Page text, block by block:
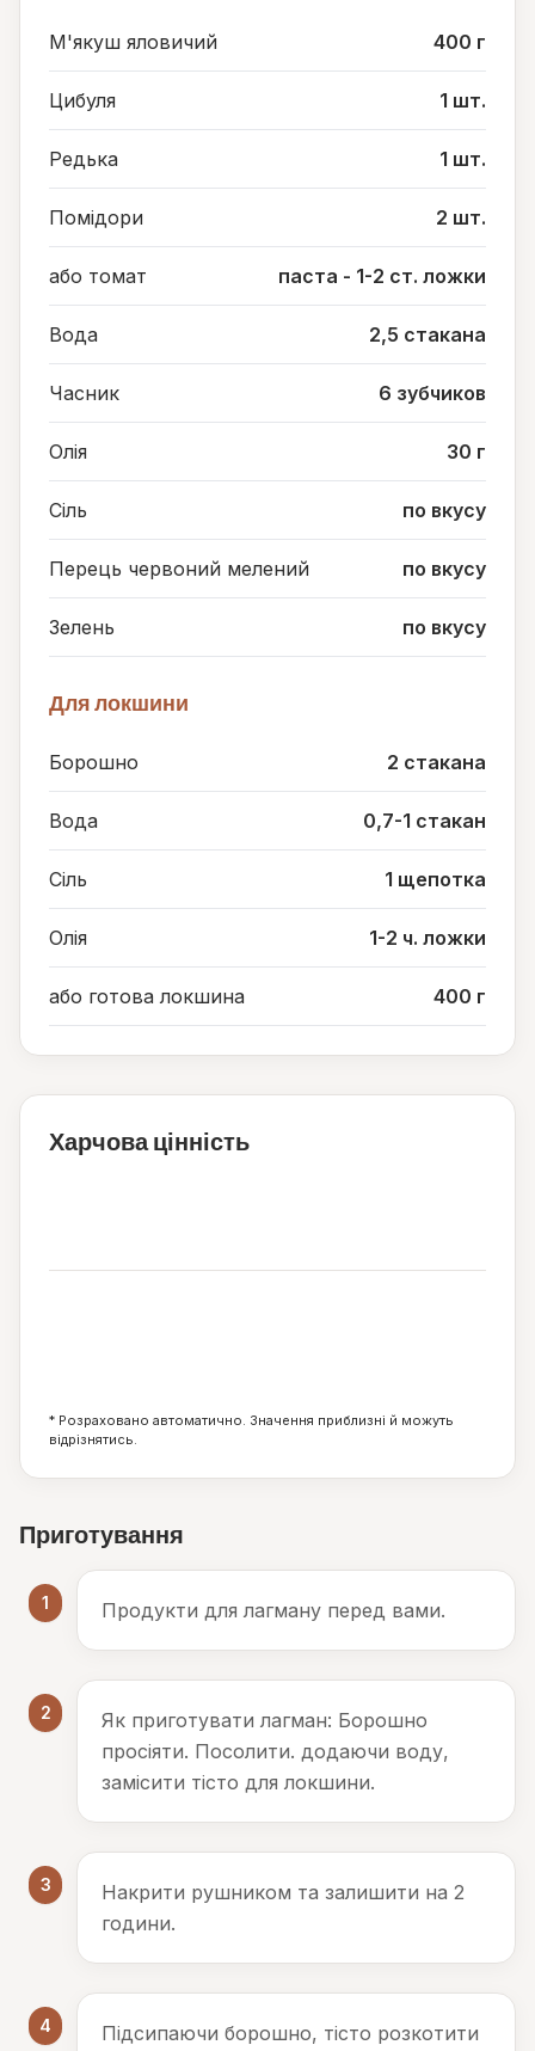
М'якуш яловичий 400 г
Цибуля 1 шт.
Редька 1 шт.
Помідори 2 шт.
або томат паста - 1-2 ст. ложки
Вода 2,5 стакана
Часник 6 зубчиков
Олія 30 г
Сіль по вкусу
Перець червоний мелений по вкусу
Зелень по вкусу
Для локшини
Борошно 2 стакана
Вода 0,7-1 стакан
Сіль 1 щепотка
Олія 1-2 ч. ложки
або готова локшина 400 г
Харчова цінність
* Розраховано автоматично. Значення приблизні й можуть
відрізнятись.
Приготування
1 Продукти для лагману перед вами.
2
Як приготувати лагман: Борошно
просіяти. Посолити. додаючи воду,
замісити тісто для локшини.
3
Накрити рушником та залишити на 2
години.
4 Підсипаючи борошно, тісто розкотити